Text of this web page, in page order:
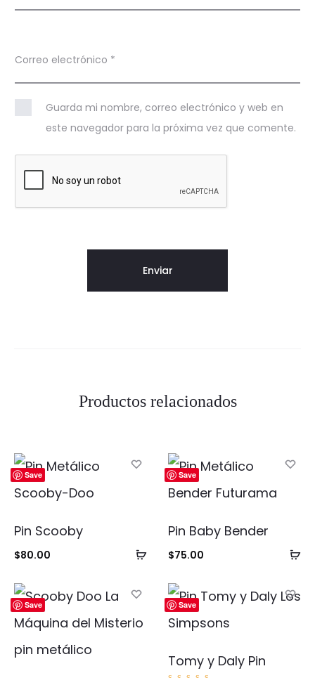
Correo electrónico *
Guarda mi nombre, correo electrónico y web en
este navegador para la próxima vez que comente.
Productos relacionados
Save
Añadir
carrito
Pin Scooby
$80.00
Save
Pin Baby Bender
$75.00
Save Save
Tomy y Daly Pin